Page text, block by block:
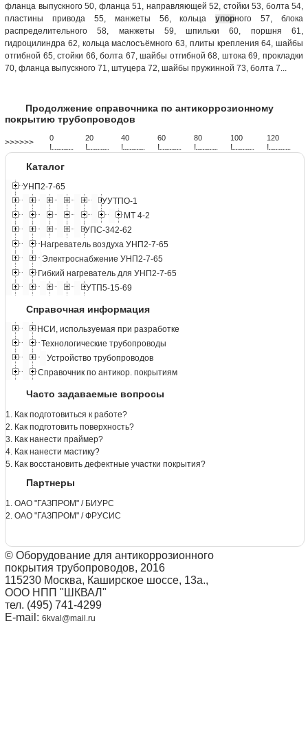
фланца выпускного 50, фланца 51, направляющей 52, стойки 53, болта 54,
пластины привода 55, манжеты 56, кольцаупорного 57, блока
распределительного 58, манжеты 59, шпильки 60, поршня 61,
гидроцилиндра 62, кольца маслосъёмного 63, плиты крепления 64, шайбы
отгибной 65, стойки 66, болта 67, шайбы отгибной 68, штока 69, прокладки
70, фланца выпускного 71, штуцера 72, шайбы пружинной 73, болта 7...
Продолжение справочника по антикоррозионному
покрытию трубопроводов
>>>>>> 0
!...................
20
!...................
40
!...................
60
!...................
80
!...................
100
!...................
120
!...................
Каталог
УНП2-7-65
УУТПО-1
МТ 4-2
УПС-342-62
Нагреватель воздуха УНП2-7-65
Электроснабжение УНП2-7-65
Гибкий нагреватель для УНП2-7-65
УТП5-15-69
Справочная информация
НСИ, используемая при разработке
Технологические трубопроводы
Устройство трубопроводов
Справочник по антикор. покрытиям
Часто задаваемые вопросы
1. Как подготовиться к работе?
2. Как подготовить поверхность?
3. Как нанести праймер?
4. Как нанести мастику?
5. Как восстановить дефектные участки покрытия?
Партнеры
1. ОАО "ГАЗПРОМ" / БИУРС
2. ОАО "ГАЗПРОМ" / ФРУСИС
© Оборудование для антикоррозионного
покрытия трубопроводов, 2016
115230 Москва, Каширское шоссе, 13а.,
ООО НПП "ШКВАЛ"
тел. (495) 741-4299
E-mail: 6kval@mail.ru